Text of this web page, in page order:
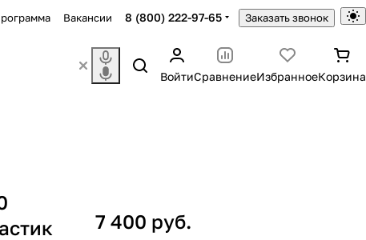
Вакансии 8 (800) 222-97-65 Заказать звонок
ВойтиСравнениеИзбранноеКорзина
7 400 руб.